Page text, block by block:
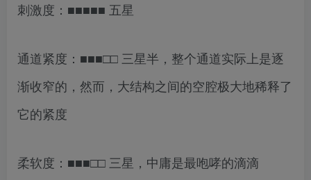
刺激度：■■■■■ 五星
通道紧度：■■■□□ 三星半，整个通道实际上是逐
渐收窄的，然而，大结构之间的空腔极大地稀释了
它的紧度
柔软度：■■■□□ 三星，中庸是最咆哮的滴滴